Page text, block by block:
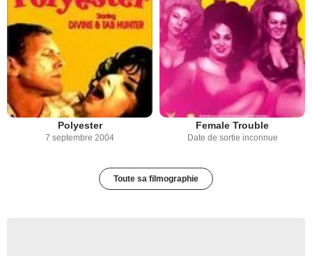
Polyester
7 septembre 2004
Female Trouble
Date de sortie inconnue
Toute sa filmographie